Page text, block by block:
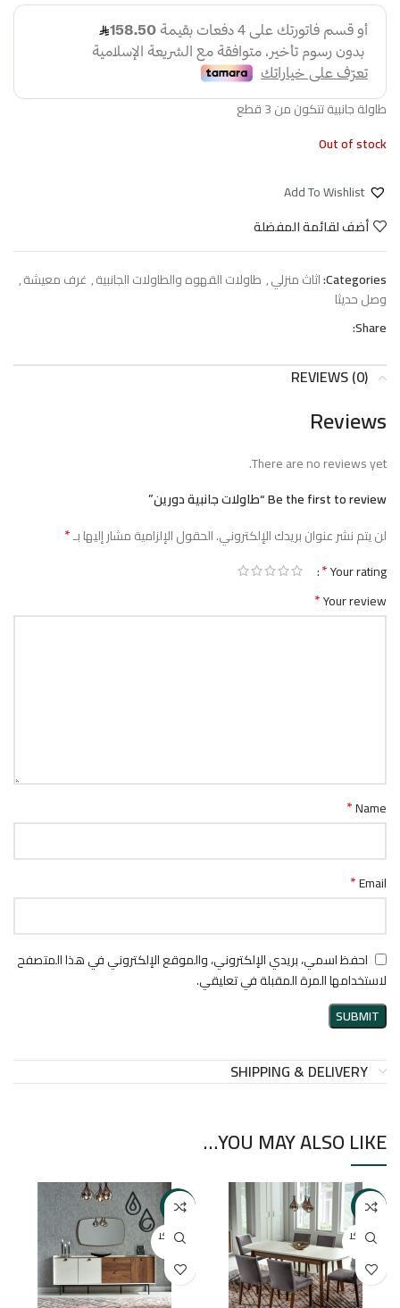
طاولة جانبية تتكون من 3 قطع
Out of stock
Add To Wishlist
أضف لقائمة المفضلة
Categories: اثاث منزلي, طاولات القهوه والطاولات الجانبية, غرف معيشة,
وصل حديثا
Share:
REVIEWS (0)
Reviews
There are no reviews yet.
Be the first to review “طاولات جانبية دورين”
لن يتم نشر عنوان بريدك الإلكتروني.الحقول الإلزامية مشار إليها بـ*
Your rating
*
Your review
*
Name
*
Email
*
احفظ اسمي، بريدي الإلكتروني، والموقع الإلكتروني في هذا المتصفح
لاستخدامها المرة المقبلة في تعليقي.
SHIPPING & DELIVERY
YOU MAY ALSO LIKE…
-46%
بيعت كل
ها
-46%
بيعت كل
ها